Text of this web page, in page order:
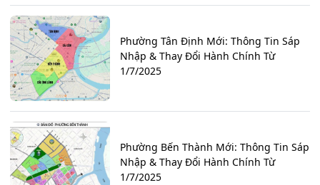
Phường Tân Định Mới: Thông Tin Sáp
Nhập & Thay Đổi Hành Chính Từ
1/7/2025
Phường Bến Thành Mới: Thông Tin Sáp
Nhập & Thay Đổi Hành Chính Từ
1/7/2025